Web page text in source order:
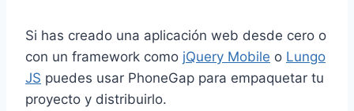
Si has creado una aplicación web desde cero o
con un framework como jQuery Mobile o Lungo
JS puedes usar PhoneGap para empaquetar tu
proyecto y distribuirlo.